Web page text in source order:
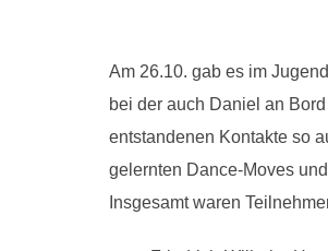
Am 26.10. gab es im
bei der auch Daniel an
entstandenen Kontakte so
gelernten Dance-Moves
Insgesamt waren